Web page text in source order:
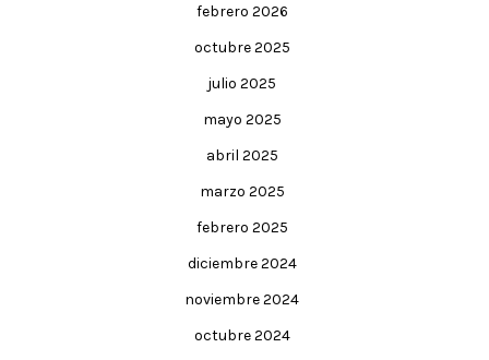
febrero 2026
octubre 2025
julio 2025
mayo 2025
abril 2025
marzo 2025
febrero 2025
diciembre 2024
noviembre 2024
octubre 2024